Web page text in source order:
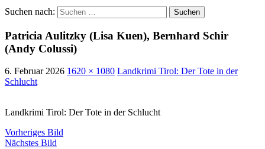
Suchen nach:
Patricia Aulitzky (Lisa Kuen), Bernhard Schir
(Andy Colussi)
6. Februar 2026 1620 × 1080 Landkrimi Tirol: Der Tote in der
Schlucht
Landkrimi Tirol: Der Tote in der Schlucht
Vorheriges Bild
Nächstes Bild